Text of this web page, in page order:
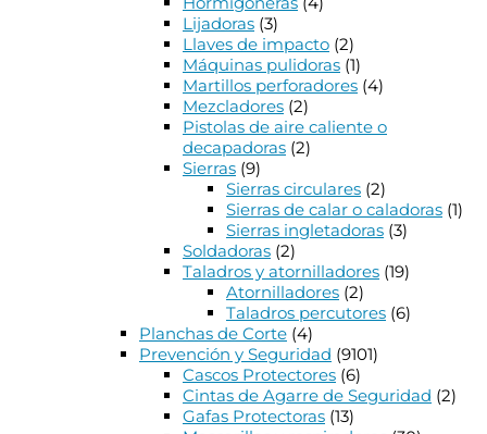
Lijadoras (3)
Llaves de impacto (2)
Máquinas pulidoras (1)
Martillos perforadores (4)
Mezcladores (2)
Pistolas de aire caliente o
decapadoras (2)
Sierras (9)
Sierras circulares (2)
Sierras de calar o caladoras (1)
Sierras ingletadoras (3)
Soldadoras (2)
Taladros y atornilladores (19)
Atornilladores (2)
Taladros percutores (6)
Planchas de Corte (4)
Prevención y Seguridad (9101)
Cascos Protectores (6)
Cintas de Agarre de Seguridad (2)
Gafas Protectoras (13)